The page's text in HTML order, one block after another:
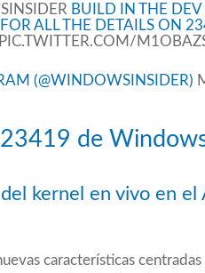
BUILD IN THE
ALL THE DETAILS ON
PIC.TWITTER.COM/
(@WINDOWSINSIDER)
de
kernel en vivo en el
características